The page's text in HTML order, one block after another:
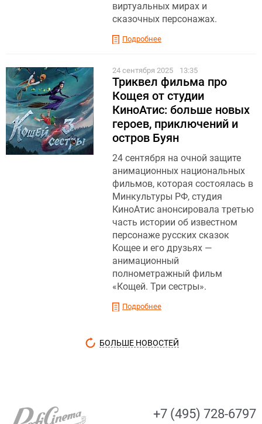
виртуальных мирах и
сказочных персонажах.
Подробнее
24 сентября 2025 13:35
Триквел фильма про
Кощея от студии
КиноАтис: больше новых
героев, приключений и
остров Буян
24 сентября на очной защите
анимационных национальных
фильмов, которая состоялась в
Минкультуры РФ, студия
КиноАтис анонсировала третью
часть истории об известном
персонаже русских сказок
Кощее и его друзьях —
анимационный
полнометражный фильм
«Кощей. Три сестры».
Подробнее
БОЛЬШЕ НОВОСТЕЙ
+7 (495) 728-6797